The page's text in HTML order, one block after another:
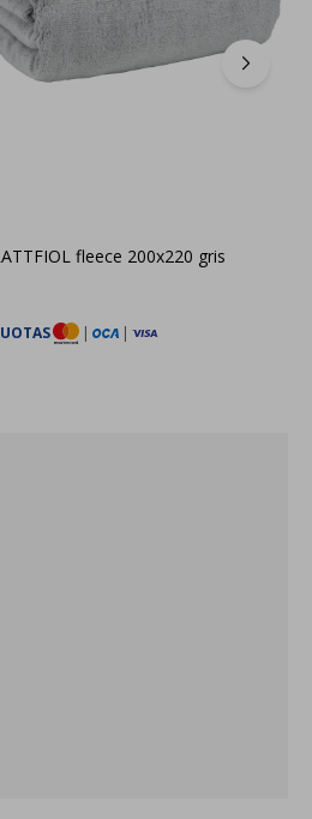
fleece 200x220 gris
| |